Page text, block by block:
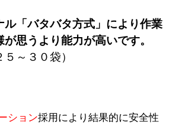
ル「バタバタ方式」により作業
思うより能力が高いです。
５～３０袋）
ション採用により結果的に安全性